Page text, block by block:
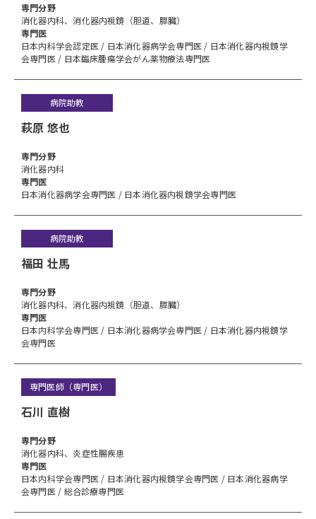
専⾨分野
消化器内科、消化器内視鏡（胆道、膵臓）
専門医
日本内科学会認定医 / 日本消化器病学会専門医 / 日本消化器内視鏡学
会専門医 / 日本臨床腫瘍学会がん薬物療法専門医
病院助教
萩原 悠也
専⾨分野
消化器内科
専門医
日本消化器病学会専門医 / 日本消化器内視鏡学会専門医
病院助教
福田 壮馬
専⾨分野
消化器内科、消化器内視鏡（胆道、膵臓）
専門医
日本内科学会専門医 / 日本消化器病学会専門医 / 日本消化器内視鏡学
会専門医
専門医師（専門医）
石川 直樹
専⾨分野
消化器内科、炎症性腸疾患
専門医
日本内科学会専門医 / 日本消化器内視鏡学会専門医 / 日本消化器病学
会専門医 / 総合診療専門医